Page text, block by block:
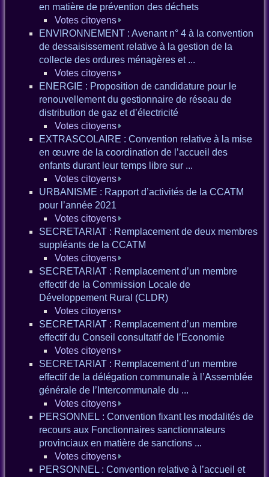
en matière de prévention des déchets
Votes citoyens
ENVIRONNEMENT : Avenant n° 4 à la convention
de dessaisissement relative à la gestion de la
collecte des ordures ménagères et ...
Votes citoyens
ENERGIE : Proposition de candidature pour le
renouvellement du gestionnaire de réseau de
distribution de gaz et d’électricité
Votes citoyens
EXTRASCOLAIRE : Convention relative à la mise
en œuvre de la coordination de l’accueil des
enfants durant leur temps libre sur ...
Votes citoyens
URBANISME : Rapport d’activités de la CCATM
pour l’année 2021
Votes citoyens
SECRETARIAT : Remplacement de deux membres
suppléants de la CCATM
Votes citoyens
SECRETARIAT : Remplacement d’un membre
effectif de la Commission Locale de
Développement Rural (CLDR)
Votes citoyens
SECRETARIAT : Remplacement d’un membre
effectif du Conseil consultatif de l’Economie
Votes citoyens
SECRETARIAT : Remplacement d’un membre
effectif de la délégation communale à l’Assemblée
générale de l’Intercommunale du ...
Votes citoyens
PERSONNEL : Convention fixant les modalités de
recours aux Fonctionnaires sanctionnateurs
provinciaux en matière de sanctions ...
Votes citoyens
PERSONNEL : Convention relative à l’accueil et